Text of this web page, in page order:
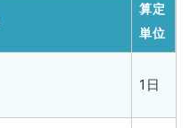
算定
単位
1日